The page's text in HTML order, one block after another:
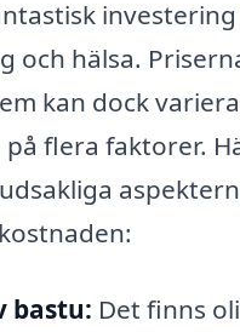
och hälsa.
kan dock
flera faktorer.
bastu: Det finns